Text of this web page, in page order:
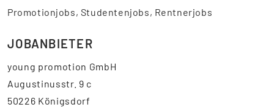
Promotionjobs, Studentenjobs, Rentnerjobs
JOBANBIETER
young promotion GmbH
Augustinusstr. 9 c
50226 Königsdorf